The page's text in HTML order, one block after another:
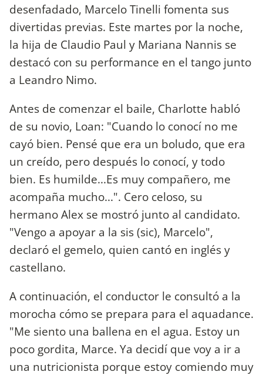
desenfadado, Marcelo Tinelli fomenta sus
divertidas previas. Este martes por la noche,
la hija de Claudio Paul y Mariana Nannis se
destacó con su performance en el tango junto
a Leandro Nimo.
Antes de comenzar el baile, Charlotte habló
de su novio, Loan: "Cuando lo conocí no me
cayó bien. Pensé que era un boludo, que era
un creído, pero después lo conocí, y todo
bien. Es humilde...Es muy compañero, me
acompaña mucho...". Cero celoso, su
hermano Alex se mostró junto al candidato.
"Vengo a apoyar a la sis (sic), Marcelo",
declaró el gemelo, quien cantó en inglés y
castellano.
A continuación, el conductor le consultó a la
morocha cómo se prepara para el aquadance.
"Me siento una ballena en el agua. Estoy un
poco gordita, Marce. Ya decidí que voy a ir a
una nutricionista porque estoy comiendo muy